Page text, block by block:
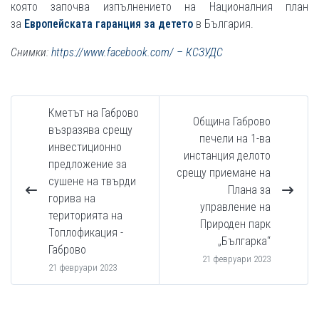
която започва изпълнението на Националния план
за Европейската гаранция за детето в България.
Снимки: https://www.facebook.com/ – КСЗУДС
Кметът на Габрово
възразява срещу
инвестиционно
предложение за
сушене на твърди
горива на
територията на
Топлофикация -
Габрово
21 февруари 2023
Община Габрово
печели на 1-ва
инстанция делото
срещу приемане на
Плана за
управление на
Природен парк
„Българка“
21 февруари 2023